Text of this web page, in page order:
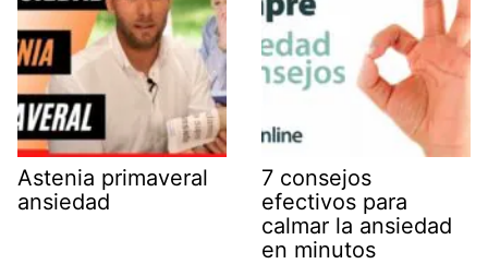
Astenia primaveral
ansiedad
7 consejos
efectivos para
calmar la ansiedad
en minutos